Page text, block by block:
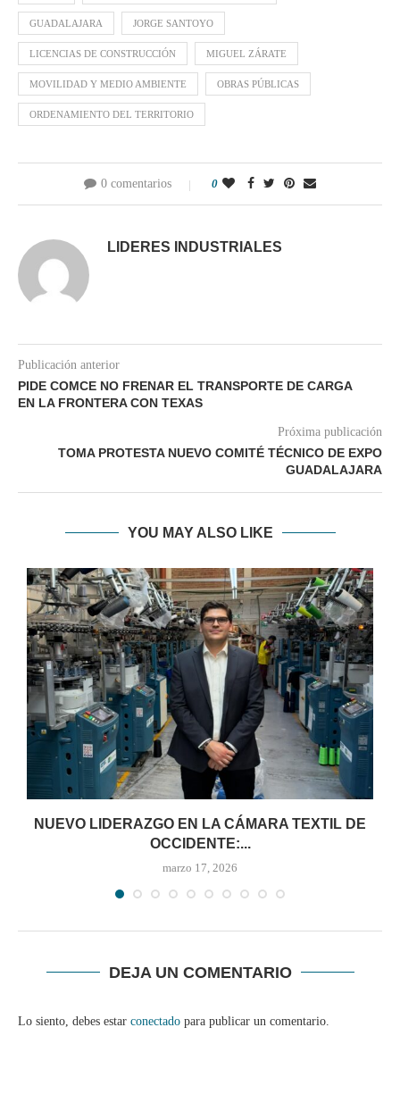
GUADALAJARA JORGE SANTOYO
LICENCIAS DE CONSTRUCCIÓN MIGUEL ZÁRATE
MOVILIDAD Y MEDIO AMBIENTE OBRAS PÚBLICAS
ORDENAMIENTO DEL TERRITORIO
0 comentarios 0
LIDERES INDUSTRIALES
Publicación anterior
PIDE COMCE NO FRENAR EL TRANSPORTE DE CARGA
EN LA FRONTERA CON TEXAS
Próxima publicación
TOMA PROTESTA NUEVO COMITÉ TÉCNICO DE EXPO
GUADALAJARA
YOU MAY ALSO LIKE
NUEVO LIDERAZGO EN LA CÁMARA TEXTIL DE
OCCIDENTE:...
marzo 17, 2026
DEJA UN COMENTARIO
Lo siento, debes estar conectado para publicar un comentario.